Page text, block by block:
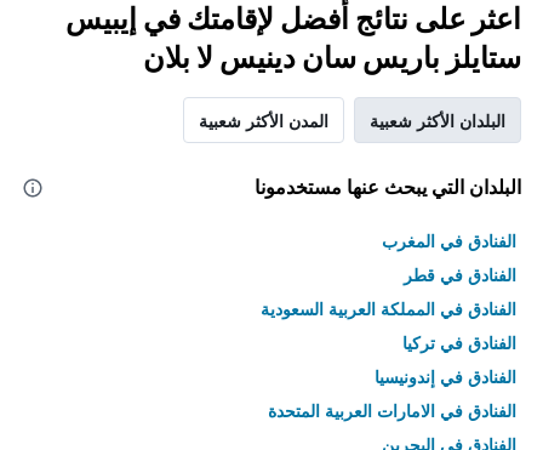
اعثر على نتائج أفضل لإقامتك في إيبيس
ستايلز باريس سان دينيس لا بلان
البلدان الأكثر شعبية المدن الأكثر شعبية
البلدان التي يبحث عنها مستخدمونا
الفنادق في المغرب
الفنادق في قطر
الفنادق في المملكة العربية السعودية
الفنادق في تركيا
الفنادق في إندونيسيا
الفنادق في الامارات العربية المتحدة
الفنادق في البحرين